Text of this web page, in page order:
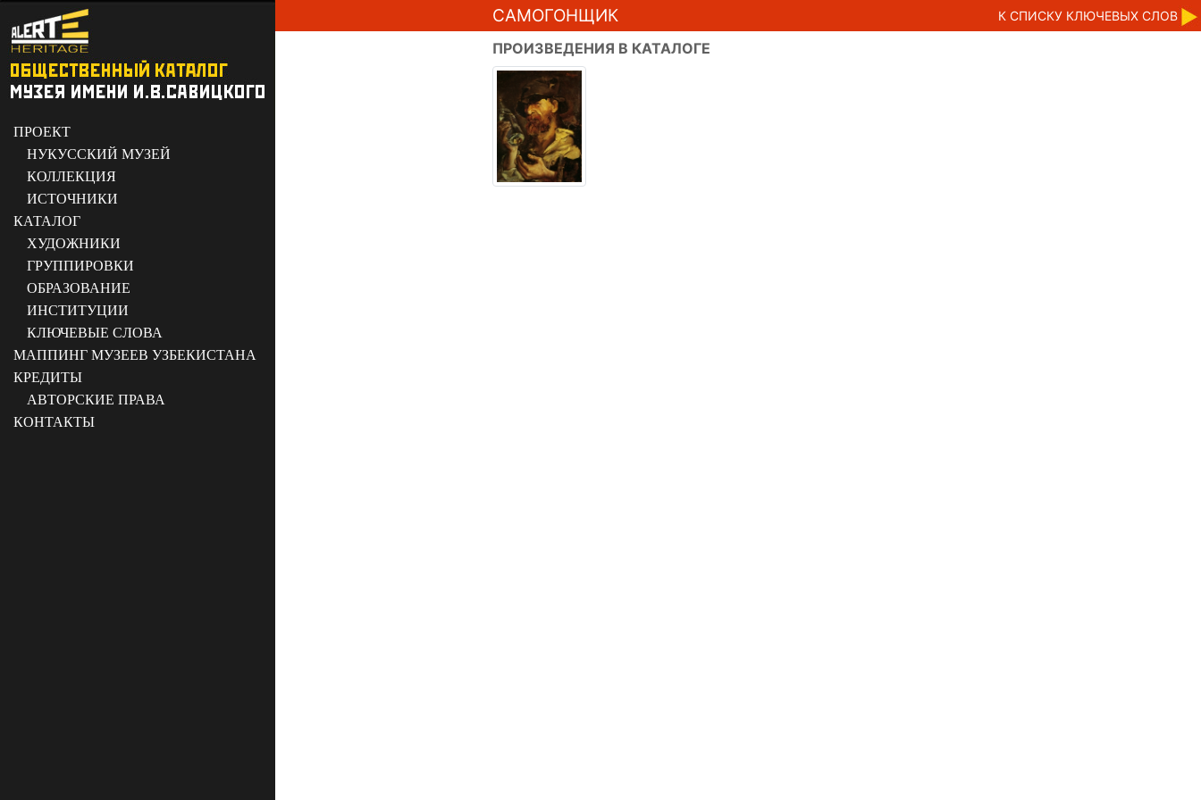
ПРОЕКТ
НУКУССКИЙ МУЗЕЙ
КОЛЛЕКЦИЯ
ИСТОЧНИКИ
КАТАЛОГ
ХУДОЖНИКИ
ГРУППИРОВКИ
ОБРАЗОВАНИЕ
ИНСТИТУЦИИ
КЛЮЧЕВЫЕ СЛОВА
МАППИНГ МУЗЕЕВ УЗБЕКИСТАНА
КРЕДИТЫ
АВТОРСКИЕ ПРАВА
КОНТАКТЫ
САМОГОНЩИК К CПИСКУ КЛЮЧЕВЫХ СЛОВ
ПРОИЗВЕДЕНИЯ В КАТАЛОГЕ